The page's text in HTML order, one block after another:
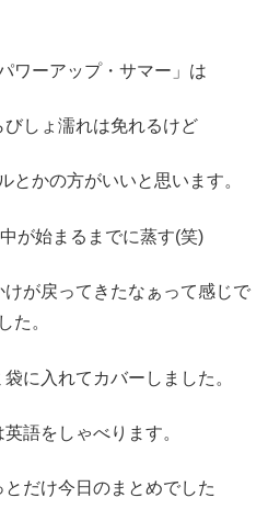
ワーアップ・サマー」は
びしょ濡れは免れるけど
とかの方がいいと思います。
が始まるまでに蒸す(笑)
が戻ってきたなぁって感じで
した。
に入れてカバーしました。
語をしゃべります。
だけ今日のまとめでした